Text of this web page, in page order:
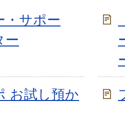
・サポー
ー
お試し預か